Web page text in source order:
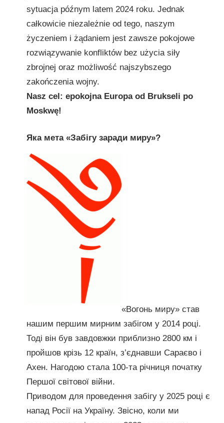
sytuacja późnym latem 2024 roku. Jednak
całkowicie niezależnie od tego, naszym
życzeniem i żądaniem jest zawsze pokojowe
rozwiązywanie konfliktów bez użycia siły
zbrojnej oraz możliwość najszybszego
zakończenia wojny.
Nasz cel: epokojna Europa od Brukseli po
Moskwę!
Яка мета «Забігу заради миру»?
«Вогонь миру» став
нашим першим мирним забігом у 2014 році.
Тоді він був завдовжки приблизно 2800 км і
пройшов крізь 12 країн, з’єднавши Сараєво і
Ахен. Нагодою стала 100-та річниця початку
Першої світової війни.
Приводом для проведення забігу у 2025 році є
напад Росії на Україну. Звісно, ​​коли ми